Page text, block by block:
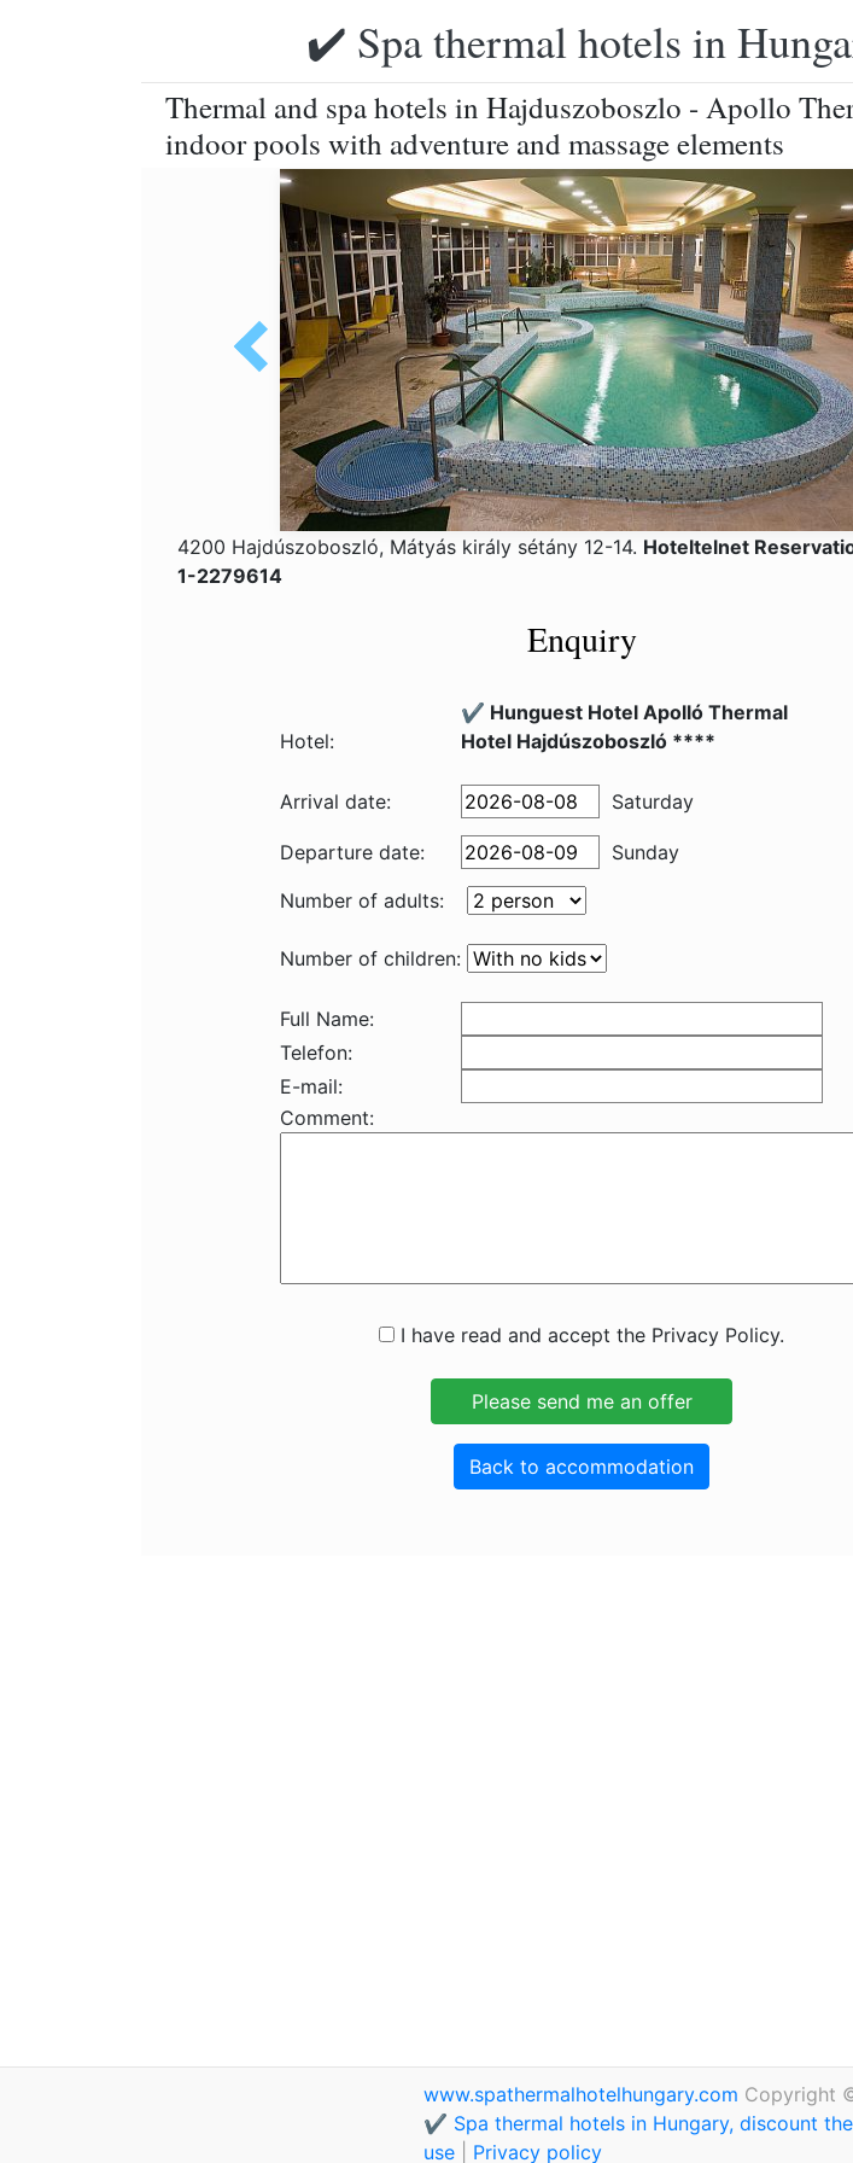
✔️ Spa thermal hotels in
Thermal and spa hotels in Hajduszoboszlo - Apollo
indoor pools with adventure and massage elements
4200 Hajdúszoboszló, Mátyás király sétány 12-14. Hoteltelnet
1-2279614
Enquiry
Hotel:
✔️ Hunguest Hotel Apolló Thermal
Hotel Hajdúszoboszló ****
Arrival date: Saturday
Departure date:
Sunday
Number of adults:
Number of children:
Full Name:
Telefon:
E-mail:
Comment:
I have read and accept the Privacy Policy.
Back to accommodation
www.spathermalhotelhungary.com Copyright
✔️ Spa thermal hotels in Hungary, discount
use
Privacy policy